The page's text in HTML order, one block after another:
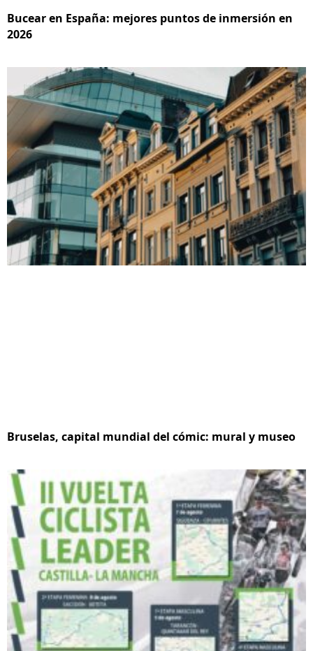
Bucear en España: mejores puntos de inmersión en
2026
Bruselas, capital mundial del cómic: mural y museo